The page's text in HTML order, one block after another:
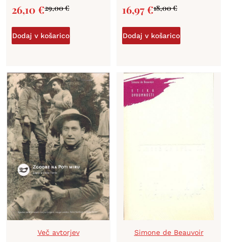
29,00€
26,10 €
Dodaj v košarico
18,00€
16,97€
Dodaj v košarico
Več avtorjev Simone de Beauvoir